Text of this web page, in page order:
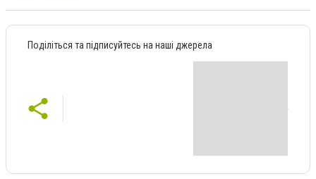
Поділіться та підписуйтесь на наші джерела